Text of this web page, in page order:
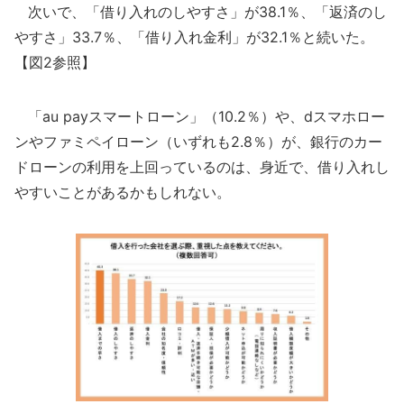
次いで、「借り入れのしやすさ」が38.1％、「返済のし
やすさ」33.7％、「借り入れ金利」が32.1％と続いた。
【図2参照】
「au payスマートローン」（10.2％）や、dスマホロー
ンやファミペイローン（いずれも2.8％）が、銀行のカー
ドローンの利用を上回っているのは、身近で、借り入れし
やすいことがあるかもしれない。